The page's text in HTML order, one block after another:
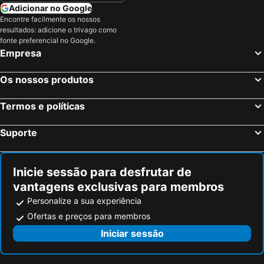
Méribel, Ródano-Alpes Hotéis
Paris, França Hotéis
Coupvray, França Hotéis
Bordéus, Aquitânia Hotéis
Serris, França Hotéis
Colmar, Alsácia Hotéis
Adicionar no Google
Encontre facilmente os nossos
resultados: adicione o trivago como
fonte preferencial no Google.
Empresa
Os nossos produtos
Termos e políticas
Suporte
Inicie sessão para desfrutar de
vantagens exclusivas para membros
Personalize a sua experiência
Ofertas e preços para membros
Iniciar sessão